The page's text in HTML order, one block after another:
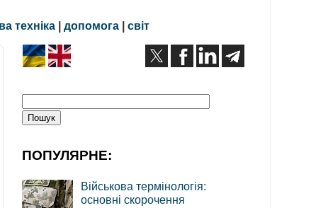
техніка | допомога | світ
ПОПУЛЯРНЕ:
Військова термінологія:
основні скорочення